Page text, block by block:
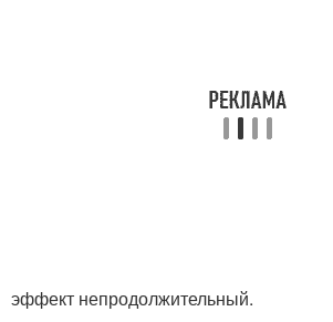
эффект непродолжительный.